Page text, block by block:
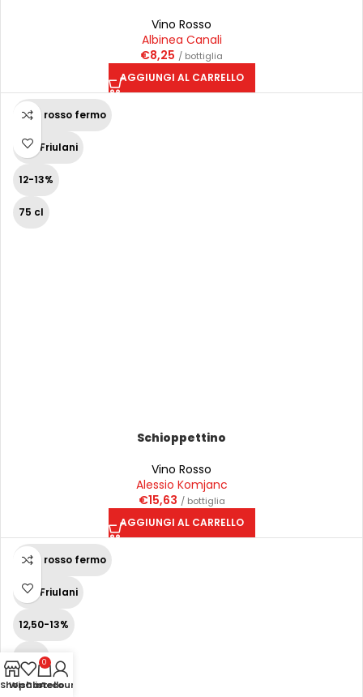
Vino Rosso
Albinea Canali
€8,25 / bottiglia
AGGIUNGI AL CARRELLO
Vino rosso fermo
Vini Friulani
12-13%
75 cl
Schioppettino
Vino Rosso
Alessio Komjanc
€15,63 / bottiglia
AGGIUNGI AL CARRELLO
Vino rosso fermo
Vini Friulani
12,50-13%
75 cl
Shop
Wishlist
0
Carrello
Account